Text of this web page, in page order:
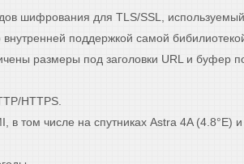
шифрования для TLS/SSL,
внутренней поддержкой самой
размеры под заголовки URL и буфер
HTTPS.
в том числе на спутниках Astra 4A (4.8°E)